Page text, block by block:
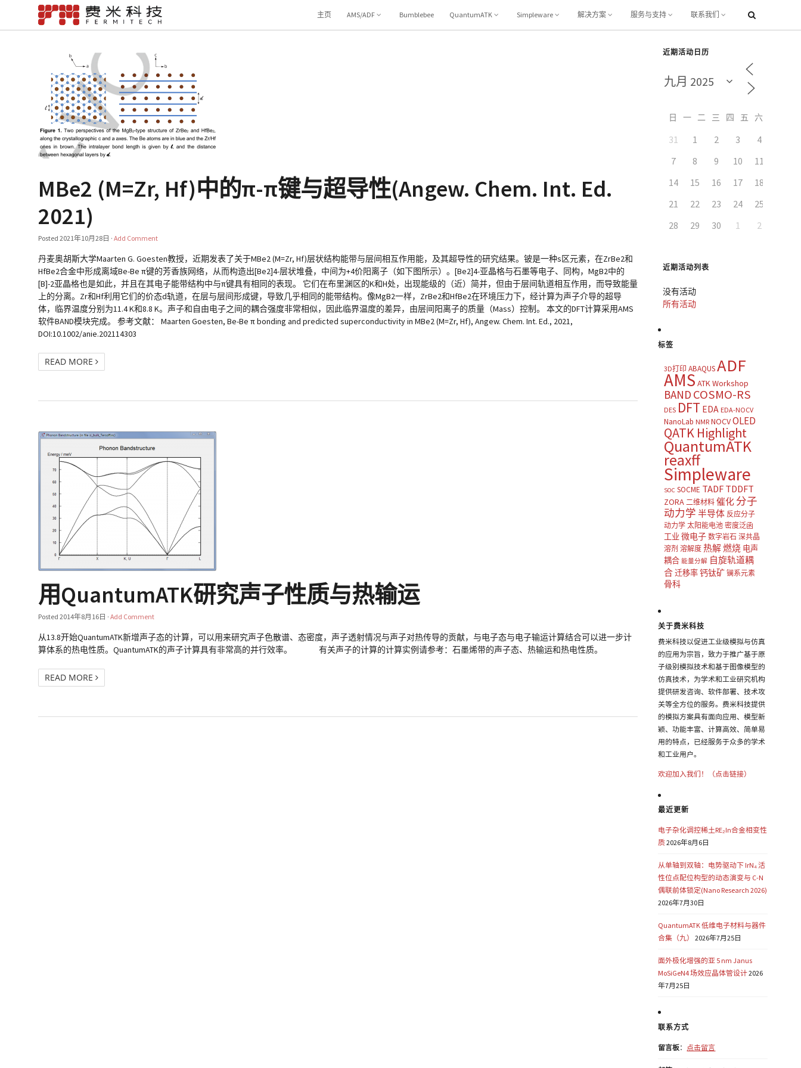
主页 AMS/ADF Bumblebee QuantumATK Simpleware 解决方案 服务与支持 联系我们
MBe2 (M=Zr, Hf)中的π-π键与超导性(Angew. Chem. Int. Ed.
2021)
Posted2021年10月28日 ·Add Comment
丹麦奥胡斯大学Maarten G. Goesten教授，近期发表了关于MBe2 (M=Zr, Hf)层状结构能带与层间相互作用能，及其超导性的研究结果。铍是一种s区元素，在ZrBe2和
HfBe2合金中形成离域Be-Be π键的芳香族网络，从而构造出[Be2]4-层状堆叠，中间为+4价阳离子（如下图所示）。[Be2]4-亚晶格与石墨等电子、同构，MgB2中的
[B]-2亚晶格也是如此，并且在其电子能带结构中与π键具有相同的表现。 它们在布里渊区的K和H处，出现能级的（近）简并，但由于层间轨道相互作用，而导致能量
上的分离。Zr和Hf利用它们的价态d轨道，在层与层间形成键，导致几乎相同的能带结构。像MgB2一样，ZrBe2和HfBe2在环境压力下，经计算为声子介导的超导
体，临界温度分别为11.4 K和8.8 K。声子和自由电子之间的耦合强度非常相似，因此临界温度的差异，由层间阳离子的质量（Mass）控制。 本文的DFT计算采用AMS
软件BAND模块完成。 参考文献： Maarten Goesten, Be-Be π bonding and predicted superconductivity in MBe2 (M=Zr, Hf), Angew. Chem. Int. Ed., 2021,
DOI:10.1002/anie.202114303
READ MORE
用QuantumATK研究声子性质与热输运
Posted2014年8月16日 ·Add Comment
从13.8开始QuantumATK新增声子态的计算，可以用来研究声子色散谱、态密度，声子透射情况与声子对热传导的贡献，与电子态与电子输运计算结合可以进一步计
算体系的热电性质。QuantumATK的声子计算具有非常高的并行效率。 有关声子的计算的计算实例请参考：石墨烯带的声子态、热输运和热电性质。
READ MORE
近期活动日历
日 一 二 三 四 五
31 1 2 3 4
7
8 9 10 11
14
15 16 17 18
21
22 23 24 25
28
29 30 1 2
近期活动列表
没有活动
所有活动
标签
3D打印 ABAQUSADF
AMS ATK Workshop
BAND COSMO-RS
DES DFT EDA EDA-NOCV
NanoLab NMR NOCVOLED
QATK Highlight
QuantumATK
reaxff
Simpleware
SOC SOCME TADF TDDFT
ZORA 二维材料 催化 分子
动力学 半导体 反应分子
动力学 太阳能电池 密度泛函
工业 微电子 数字岩石 深共晶
溶剂 溶解度 热解燃烧 电声
耦合 能量分解 自旋轨道耦
合迁移率钙钛矿 镧系元素
骨科
关于费米科技
费米科技以促进工业级模拟与仿真
的应用为宗旨，致力于推广基于原
子级别模拟技术和基于图像模型的
仿真技术，为学术和工业研究机构
提供研发咨询、软件部署、技术攻
关等全方位的服务。费米科技提供
的模拟方案具有面向应用、模型新
颖、功能丰富、计算高效、简单易
用的特点，已经服务于众多的学术
和工业用户。
欢迎加入我们！（点击链接）
最近更新
电子杂化调控稀土RE₂In合金相变性
质2026年8月6日
从单轴到双轴：电势驱动下 IrN₄ 活
性位点配位构型的动态演变与 C-N
偶联前体锁定(Nano Research 2026)
2026年7月30日
QuantumATK 低维电子材料与器件
合集（九）
2026年7月25日
面外极化增强的亚 5 nm Janus
MoSiGeN4 场效应晶体管设计2026
年7月25日
联系方式
留言板： 点击留言